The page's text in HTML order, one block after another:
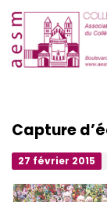
Capture
27 février 2015